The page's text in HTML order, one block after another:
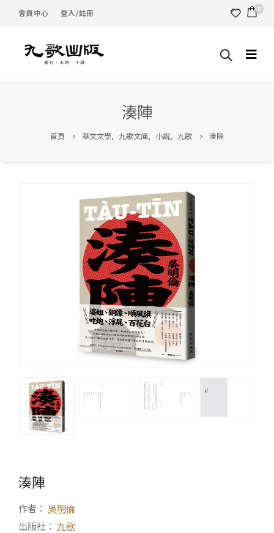
會員中心 登入/註冊 0
湊陣
首頁 華文文學, 九歌文庫, 小說, 九歌 湊陣
湊陣
作者： 吳明倫
出版社： 九歌